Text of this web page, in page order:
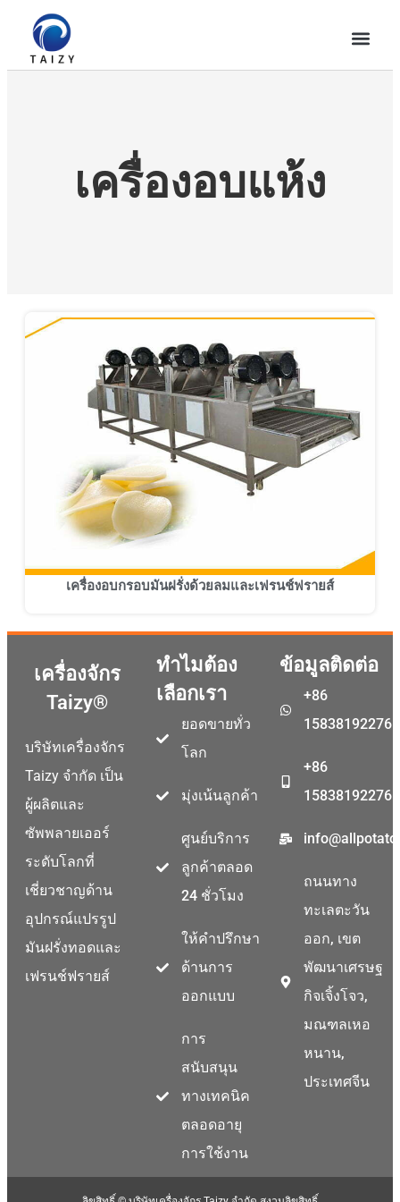
เครื่องอบแห้ง
เครื่องอบกรอบมันฝรั่งด้วยลมและเฟรนช์ฟรายส์
เครื่องจักร
Taizy®
บริษัทเครื่องจักร
Taizy จำกัด เป็น
ผู้ผลิตและ
ซัพพลายเออร์
ระดับโลกที่
เชี่ยวชาญด้าน
อุปกรณ์แปรรูป
มันฝรั่งทอดและ
เฟรนช์ฟรายส์
ทำไมต้อง
เลือกเรา
ยอดขายทั่ว
โลก
มุ่งเน้นลูกค้า
ศูนย์บริการ
ลูกค้าตลอด
24 ชั่วโมง
ให้คำปรึกษา
ด้านการ
ออกแบบ
การ
สนับสนุน
ทางเทคนิค
ตลอดอายุ
การใช้งาน
ข้อมูลติดต่อ
+86
15838192276
+86
15838192276
ถนนทาง
ทะเลตะวัน
ออก, เขต
พัฒนาเศรษฐ
กิจเจิ้งโจว,
มณฑลเหอ
หนาน,
ประเทศจีน
Russian
Hindi
Greek
Indonesian
Malayalam